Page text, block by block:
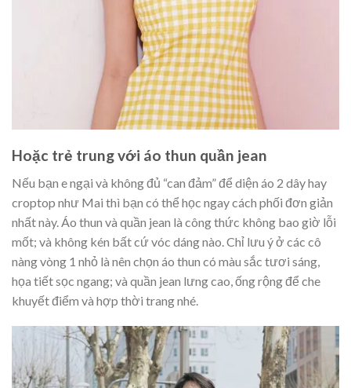
Hoặc trẻ trung với áo thun quần jean
Nếu bạn e ngại và không đủ “can đảm” để diện áo 2 dây hay
croptop như Mai thì bạn có thể học ngay cách phối đơn giản
nhất này. Áo thun và quần jean là công thức không bao giờ lỗi
mốt; và không kén bất cứ vóc dáng nào. Chỉ lưu ý ở các cô
nàng vòng 1 nhỏ là nên chọn áo thun có màu sắc tươi sáng,
họa tiết sọc ngang; và quần jean lưng cao, ống rộng để che
khuyết điểm và hợp thời trang nhé.